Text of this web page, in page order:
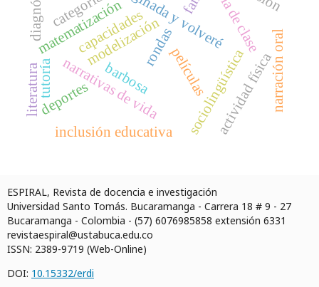
narrativas de vida
modelización
sociolingüística
aula de clase
barbosa películas
matematización
deportes
rondas
actividad física
inclusión educativa
capacidades narración oral
categoría
literaturatutoría
ESPIRAL, Revista de docencia e investigación
Universidad Santo Tomás. Bucaramanga - Carrera 18 # 9 - 27
Bucaramanga - Colombia - (57) 6076985858 extensión 6331
revistaespiral@ustabuca.edu.co
ISSN: 2389-9719 (Web-Online)
DOI: 10.15332/erdi